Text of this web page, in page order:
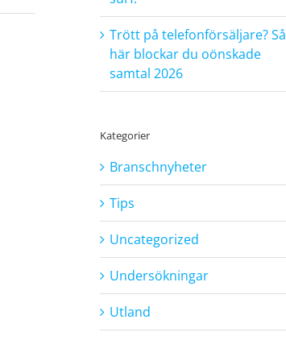
Trött på telefonförsäljare? Så
här blockar du oönskade
samtal 2026
Kategorier
Branschnyheter
Tips
Uncategorized
Undersökningar
Utland